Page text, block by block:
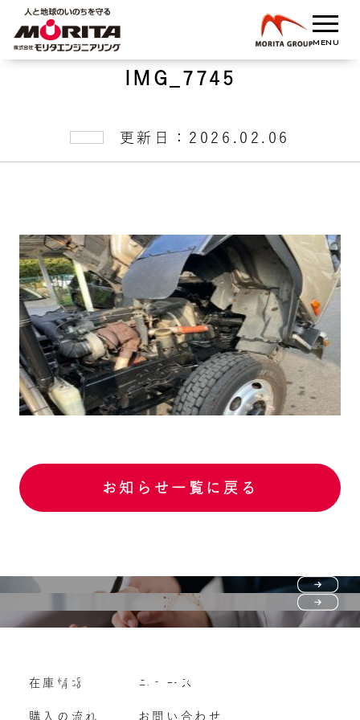
IMG_7745
更新日：2026.02.06
お知らせ一覧に戻る
購入の流れ
よくいただくご質問
Vehicle purchase
車両買い取り
在庫情報
購入の流れ
ニュース
お問い合わせ